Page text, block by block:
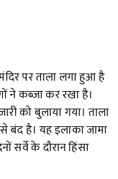
पर ताला लगा हुआ है
ने कब्जा कर रखा है।
को बुलाया गया। ताला
बंद है। यह इलाका जामा
सर्वे के दौरान हिंसा